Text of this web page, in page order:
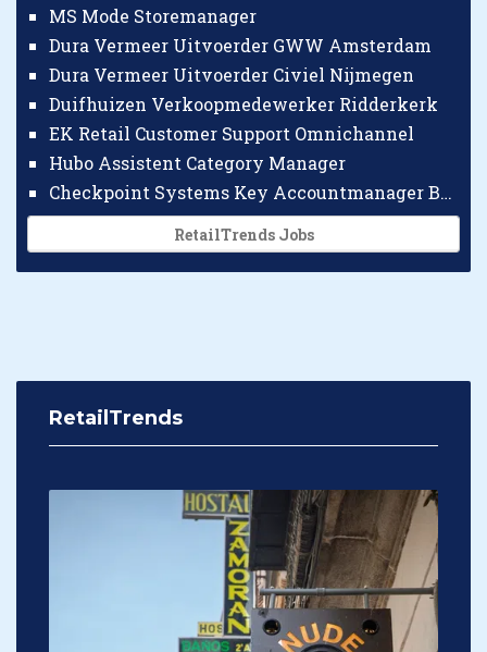
MS Mode Storemanager
Dura Vermeer Uitvoerder GWW Amsterdam
Dura Vermeer Uitvoerder Civiel Nijmegen
Duifhuizen Verkoopmedewerker Ridderkerk
EK Retail Customer Support Omnichannel
Hubo Assistent Category Manager
Checkpoint Systems Key Accountmanager Benelux
RetailTrends Jobs
RetailTrends